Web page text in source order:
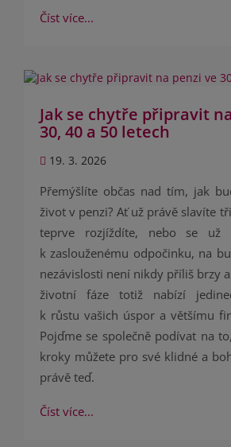
Číst více...
Jak se chytře připravit
30, 40 a 50 letech
19. 3. 2026
Přemýšlíte občas nad tím, jak
život v penzi? Ať už právě slavíte
teprve rozjíždíte, nebo se už
k zaslouženému odpočinku, na
nezávislosti není nikdy příliš brzy
životní fáze totiž nabízí
k růstu vašich úspor a většímu
Pojďme se společně podívat na
kroky můžete pro své klidné a
právě teď.
Číst více...